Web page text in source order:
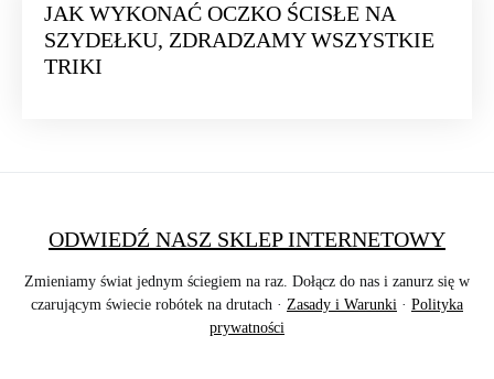
JAK WYKONAĆ OCZKO ŚCISŁE NA
SZYDEŁKU, ZDRADZAMY WSZYSTKIE
TRIKI
ODWIEDŹ NASZ SKLEP INTERNETOWY
Zmieniamy świat jednym ściegiem na raz. Dołącz do nas i zanurz się w
czarującym świecie robótek na drutach · Zasady i Warunki · Polityka
prywatności